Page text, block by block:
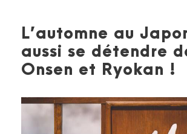
L’automne au
aussi se détendre
Onsen et Ryokan !